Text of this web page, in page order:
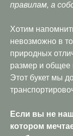
правилам, а
Хотим
невозможно в
природных
размер и общее
Этот букет мы
Если вы не
котором